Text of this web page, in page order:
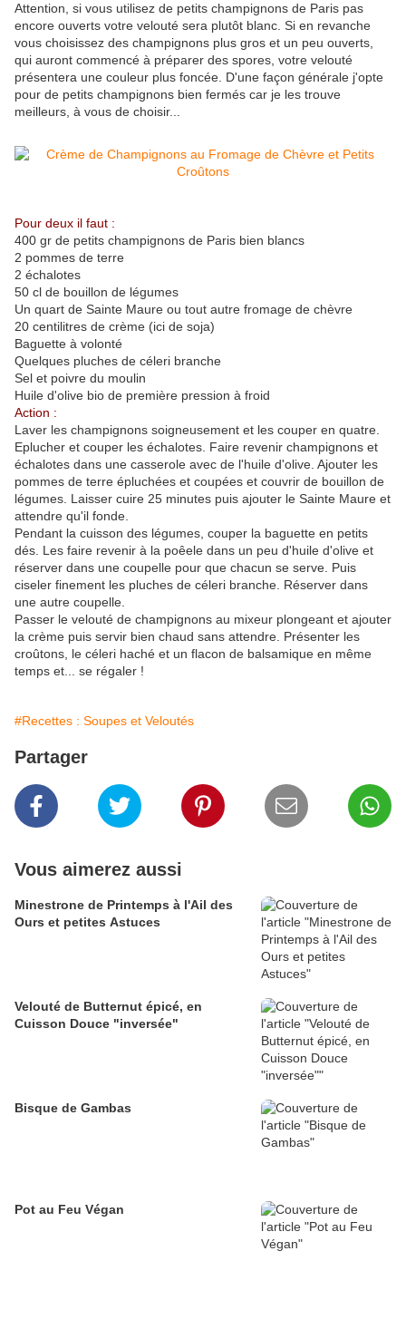
Attention, si vous utilisez de petits champignons de Paris pas
encore ouverts votre velouté sera plutôt blanc. Si en revanche
vous choisissez des champignons plus gros et un peu ouverts,
qui auront commencé à préparer des spores, votre velouté
présentera une couleur plus foncée. D'une façon générale j'opte
pour de petits champignons bien fermés car je les trouve
meilleurs, à vous de choisir...
Pour deux il faut :
400 gr de petits champignons de Paris bien blancs
2 pommes de terre
2 échalotes
50 cl de bouillon de légumes
Un quart de Sainte Maure ou tout autre fromage de chèvre
20 centilitres de crème (ici de soja)
Baguette à volonté
Quelques pluches de céleri branche
Sel et poivre du moulin
Huile d'olive bio de première pression à froid
Action :
Laver les champignons soigneusement et les couper en quatre.
Eplucher et couper les échalotes. Faire revenir champignons et
échalotes dans une casserole avec de l'huile d'olive. Ajouter les
pommes de terre épluchées et coupées et couvrir de bouillon de
légumes. Laisser cuire 25 minutes puis ajouter le Sainte Maure et
attendre qu'il fonde.
Pendant la cuisson des légumes, couper la baguette en petits
dés. Les faire revenir à la poêele dans un peu d'huile d'olive et
réserver dans une coupelle pour que chacun se serve. Puis
ciseler finement les pluches de céleri branche. Réserver dans
une autre coupelle.
Passer le velouté de champignons au mixeur plongeant et ajouter
la crème puis servir bien chaud sans attendre. Présenter les
croûtons, le céleri haché et un flacon de balsamique en même
temps et... se régaler !
#Recettes : Soupes et Veloutés
Partager
Vous aimerez aussi
Minestrone de Printemps à l'Ail des
Ours et petites Astuces
Velouté de Butternut épicé, en
Cuisson Douce "inversée"
Bisque de Gambas
Pot au Feu Végan